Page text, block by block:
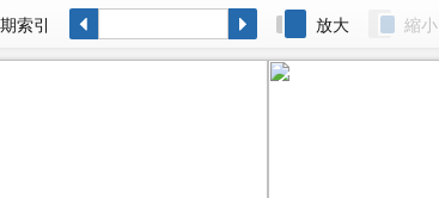
索引 放大 縮小